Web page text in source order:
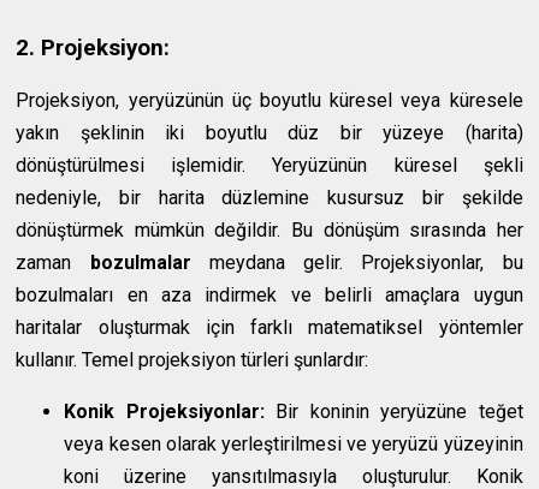
2. Projeksiyon:
Projeksiyon, yeryüzünün üç boyutlu küresel veya küresele
yakın şeklinin iki boyutlu düz bir yüzeye (harita)
dönüştürülmesi işlemidir. Yeryüzünün küresel şekli
nedeniyle, bir harita düzlemine kusursuz bir şekilde
dönüştürmek mümkün değildir. Bu dönüşüm sırasında her
zaman bozulmalar meydana gelir. Projeksiyonlar, bu
bozulmaları en aza indirmek ve belirli amaçlara uygun
haritalar oluşturmak için farklı matematiksel yöntemler
kullanır. Temel projeksiyon türleri şunlardır:
Konik Projeksiyonlar:Bir koninin yeryüzüne teğet
veya kesen olarak yerleştirilmesi ve yeryüzü yüzeyinin
koni üzerine yansıtılmasıyla oluşturulur. Konik